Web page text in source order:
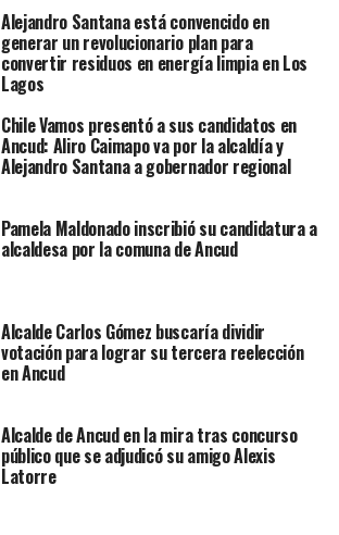
Alejandro Santana está convencido en
generar un revolucionario plan para
convertir residuos en energía limpia en Los
Lagos
Chile Vamos presentó a sus candidatos en
Ancud: Aliro Caimapo va por la alcaldía y
Alejandro Santana a gobernador regional
Pamela Maldonado inscribió su candidatura a
alcaldesa por la comuna de Ancud
Alcalde Carlos Gómez buscaría dividir
votación para lograr su tercera reelección
en Ancud
Alcalde de Ancud en la mira tras concurso
público que se adjudicó su amigo Alexis
Latorre